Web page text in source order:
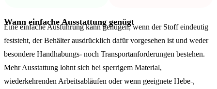
Wann einfache Ausstattung genügt
Eine einfache Ausführung kann genügen, wenn der Stoff eindeutig
feststeht, der Behälter ausdrücklich dafür vorgesehen ist und weder
besondere Handhabungs- noch Transportanforderungen bestehen.
Mehr Ausstattung lohnt sich bei sperrigem Material,
wiederkehrenden Arbeitsabläufen oder wenn geeignete Hebe-,